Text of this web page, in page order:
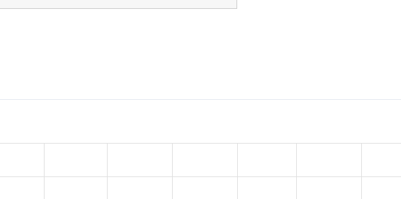
2024 in Irland aufgelegt.